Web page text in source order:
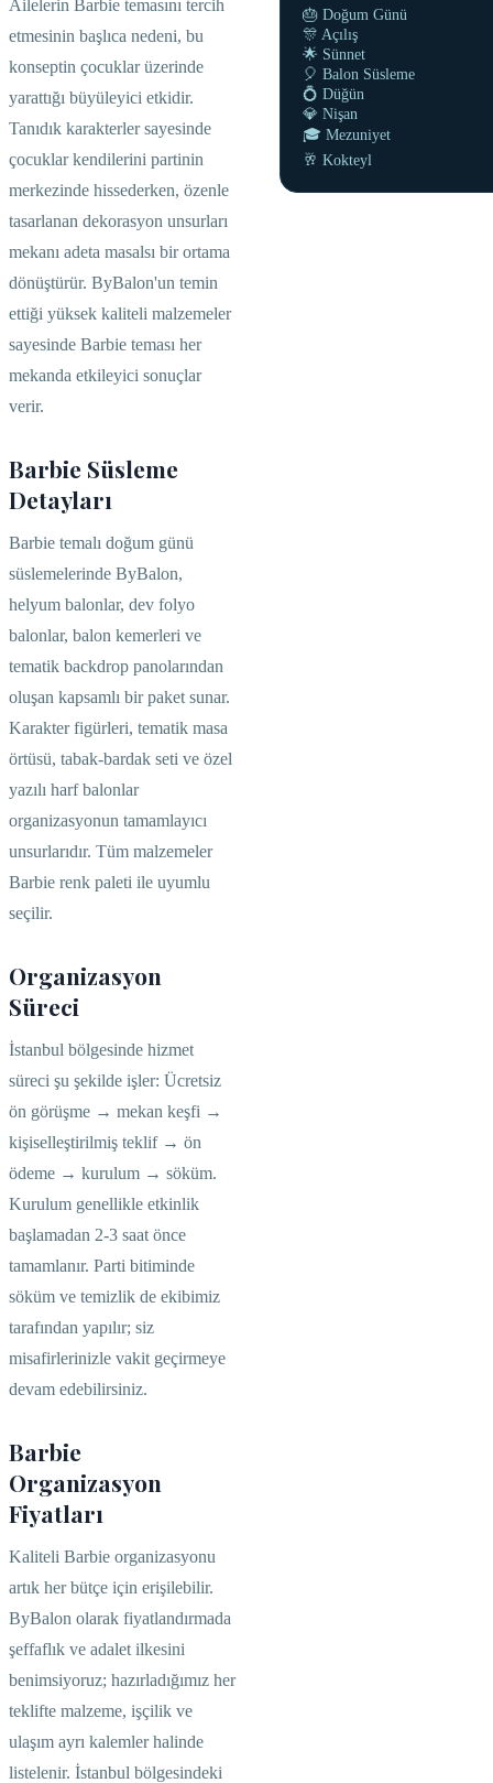
Ailelerin Barbie temasını tercih
etmesinin başlıca nedeni, bu
konseptin çocuklar üzerinde
yarattığı büyüleyici etkidir.
Tanıdık karakterler sayesinde
çocuklar kendilerini partinin
merkezinde hissederken, özenle
tasarlanan dekorasyon unsurları
mekanı adeta masalsı bir ortama
dönüştürür. ByBalon'un temin
ettiği yüksek kaliteli malzemeler
sayesinde Barbie teması her
mekanda etkileyici sonuçlar
verir.
Barbie Süsleme
Detayları
Barbie temalı doğum günü
süslemelerinde ByBalon,
helyum balonlar, dev folyo
balonlar, balon kemerleri ve
tematik backdrop panolarından
oluşan kapsamlı bir paket sunar.
Karakter figürleri, tematik masa
örtüsü, tabak-bardak seti ve özel
yazılı harf balonlar
organizasyonun tamamlayıcı
unsurlarıdır. Tüm malzemeler
Barbie renk paleti ile uyumlu
seçilir.
Organizasyon
Süreci
İstanbul bölgesinde hizmet
süreci şu şekilde işler: Ücretsiz
ön görüşme → mekan keşfi →
kişiselleştirilmiş teklif → ön
ödeme → kurulum → söküm.
Kurulum genellikle etkinlik
başlamadan 2-3 saat önce
tamamlanır. Parti bitiminde
söküm ve temizlik de ekibimiz
tarafından yapılır; siz
misafirlerinizle vakit geçirmeye
devam edebilirsiniz.
Barbie
Organizasyon
Fiyatları
Kaliteli Barbie organizasyonu
artık her bütçe için erişilebilir.
ByBalon olarak fiyatlandırmada
şeffaflık ve adalet ilkesini
benimsiyoruz; hazırladığımız her
teklifte malzeme, işçilik ve
ulaşım ayrı kalemler halinde
listelenir. İstanbul bölgesindeki
🎂 Doğum Günü
🎊 Açılış
🌟 Sünnet
🎈 Balon Süsleme
💍 Düğün
💎 Nişan
🎓 Mezuniyet
🥂 Kokteyl